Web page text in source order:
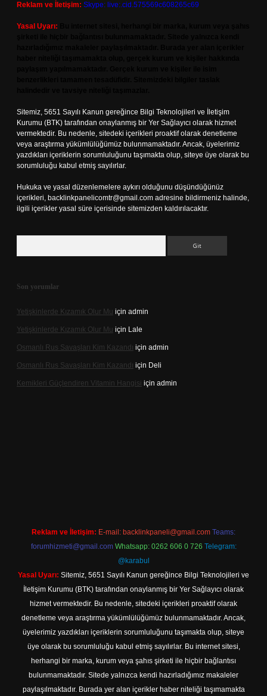
Reklam ve İletişim: Skype: live:.cid.575569c608265c69
Yasal Uyarı:
Sitemiz, 5651 Sayılı Kanun gereğince Bilgi Teknolojileri ve İletişim
Kurumu (BTK) tarafından onaylanmış bir Yer Sağlayıcı olarak hizmet
vermektedir. Bu nedenle, sitedeki içerikleri proaktif olarak denetleme
veya araştırma yükümlülüğümüz bulunmamaktadır. Ancak, üyelerimiz
yazdıkları içeriklerin sorumluluğunu taşımakta olup, siteye üye olarak bu
sorumluluğu kabul etmiş sayılırlar.
Hukuka ve yasal düzenlemelere aykırı olduğunu düşündüğünüz
içerikleri, backlinkpanelicomtr@gmail.com adresine bildirmeniz halinde,
ilgili içerikler yasal süre içerisinde sitemizden kaldırılacaktır.
Son yorumlar
Yetişkinlerde Kızamık Olur Mu için admin
Yetişkinlerde Kızamık Olur Mu için Lale
Osmanlı Rus Savaşları Kim Kazandı için admin
Osmanlı Rus Savaşları Kim Kazandı için Deli
Kemikleri Güçlendiren Vitamin Hangisi için admin
Reklam ve İletişim: E-mail: backlinkpaneli@gmail.com Teams:
forumhizmeti@gmail.com Whatsapp: 0262 606 0 726 Telegram:
@karabul
Yasal Uyarı: Sitemiz, 5651 Sayılı Kanun gereğince Bilgi Teknolojileri ve
İletişim Kurumu (BTK) tarafından onaylanmış bir Yer Sağlayıcı olarak
hizmet vermektedir. Bu nedenle, sitedeki içerikleri proaktif olarak
denetleme veya araştırma yükümlülüğümüz bulunmamaktadır. Ancak,
üyelerimiz yazdıkları içeriklerin sorumluluğunu taşımakta olup, siteye
üye olarak bu sorumluluğu kabul etmiş sayılırlar. Bu internet sitesi,
herhangi bir marka, kurum veya şahıs şirketi ile hiçbir bağlantısı
bulunmamaktadır. Sitede yalnızca kendi hazırladığımız makaleler
paylaşılmaktadır. Burada yer alan içerikler haber niteliği taşımamakta